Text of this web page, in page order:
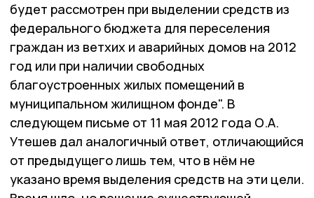
будет рассмотрен при выделении средств из
федерального бюджета для переселения
граждан из ветхих и аварийных домов на 2012
год или при наличии свободных
благоустроенных жилых помещений в
муниципальном жилищном фонде". В
следующем письме от 11 мая 2012 года О.А.
Утешев дал аналогичный ответ, отличающийся
от предыдущего лишь тем, что в нём не
указано время выделения средств на эти цели.